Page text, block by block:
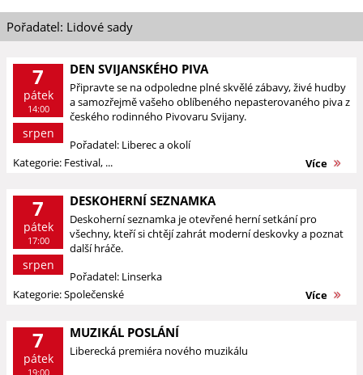
Pořadatel: Lidové sady
7
pátek
14:00
srpen
DEN SVIJANSKÉHO PIVA
Připravte se na odpoledne plné skvělé zábavy, živé hudby
a samozřejmě vašeho oblíbeného nepasterovaného piva z
českého rodinného Pivovaru Svijany.
Pořadatel: Liberec a okolí
Kategorie: Festival, ...
Více
7
pátek
17:00
srpen
DESKOHERNÍ SEZNAMKA
Deskoherní seznamka je otevřené herní setkání pro
všechny, kteří si chtějí zahrát moderní deskovky a poznat
další hráče.
Pořadatel: Linserka
Kategorie: Společenské
Více
7
pátek
19:00
MUZIKÁL POSLÁNÍ
Liberecká premiéra nového muzikálu